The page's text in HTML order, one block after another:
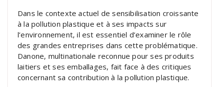
Dans le contexte actuel de sensibilisation croissante
à la pollution plastique et à ses impacts sur
l’environnement, il est essentiel d’examiner le rôle
des grandes entreprises dans cette problématique.
Danone, multinationale reconnue pour ses produits
laitiers et ses emballages, fait face à des critiques
concernant sa contribution à la pollution plastique.